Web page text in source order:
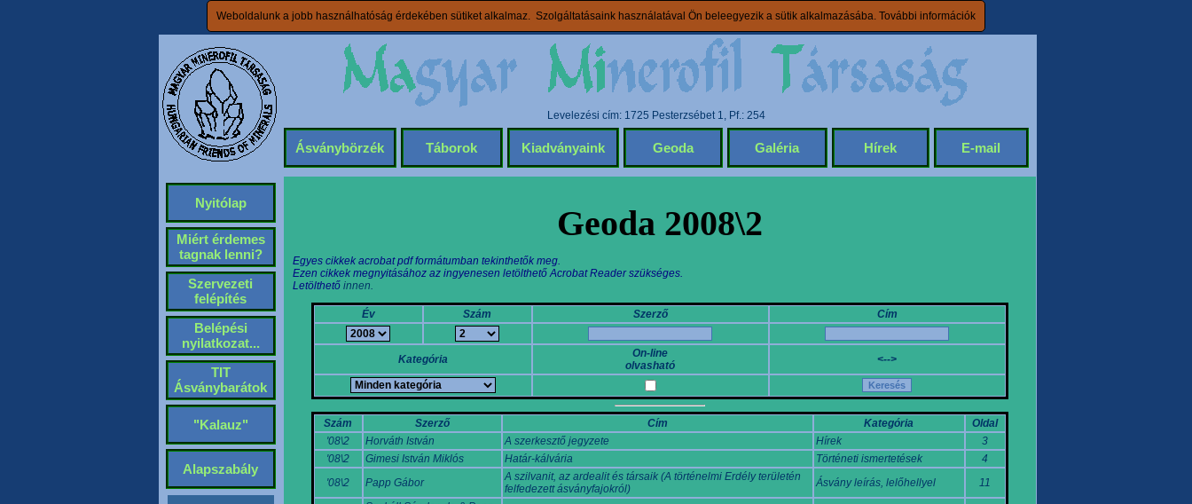
Weboldalunk a jobb használhatóság érdekében sütiket alkalmaz. Szolgáltatásaink használatával Ön beleegyezik a sütik alkalmazásába. További információk
Levelezési cím: 1725 Pesterzsébet 1, Pf.: 254
Ásványbörzék Táborok Kiadványaink Geoda Galéria Hírek E-mail
Nyitólap
Miért érdemes
tagnak lenni?
Szervezeti
felépítés
Belépési
nyilatkozat...
TIT
Ásványbarátok
"Kalauz"
Alapszabály
Geoda 2008\2
Egyes cikkek acrobat pdf formátumban tekinthetők meg.
Ezen cikkek megnyitásához az ingyenesen letölthető Acrobat Reader szükséges.
Letölthető innen.
Év Szám Szerző Cím
Kategória
On-line
olvasható
<-->
Szám Szerző Cím Kategória
Oldal
'08\2
Horváth István A szerkesztő jegyzete Hírek
3
'08\2
Gimesi István Miklós Határ-kálvária Történeti ismertetések
4
'08\2
Papp Gábor
A szilvanit, az ardealit és társaik (A történelmi Erdély területén
felfedezett ásványfajokról)
Ásvány leírás, lelőhellyel 11